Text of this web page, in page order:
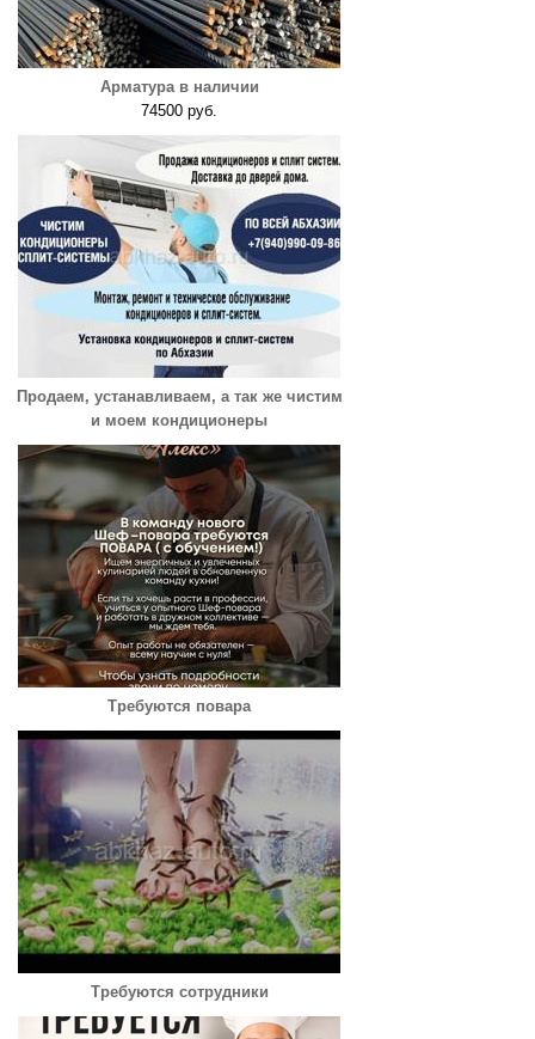
Арматура в наличии
74500 руб.
Продаем, устанавливаем, а так же чистим
и моем кондиционеры
Требуются повара
Требуются сотрудники